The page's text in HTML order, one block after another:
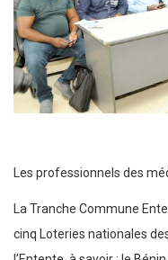
Les professionnels des
La Tranche Commune
cinq Loteries nationales